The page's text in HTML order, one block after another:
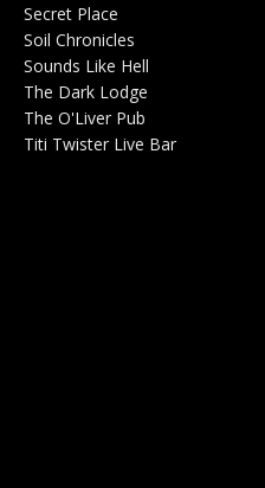
Secret Place
Soil Chronicles
Sounds Like Hell
The Dark Lodge
The O'Liver Pub
Titi Twister Live Bar